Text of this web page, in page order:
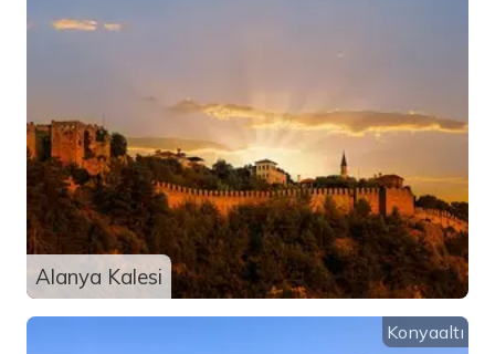
Alanya Kalesi
Konyaaltı